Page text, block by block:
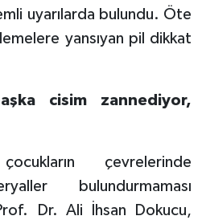
uyarılarda bulundu. Öte
yansıyan pil dikkat
cisim zannediyor,
çevrelerinde
bulundurmaması
Dr. Ali İhsan Dokucu,